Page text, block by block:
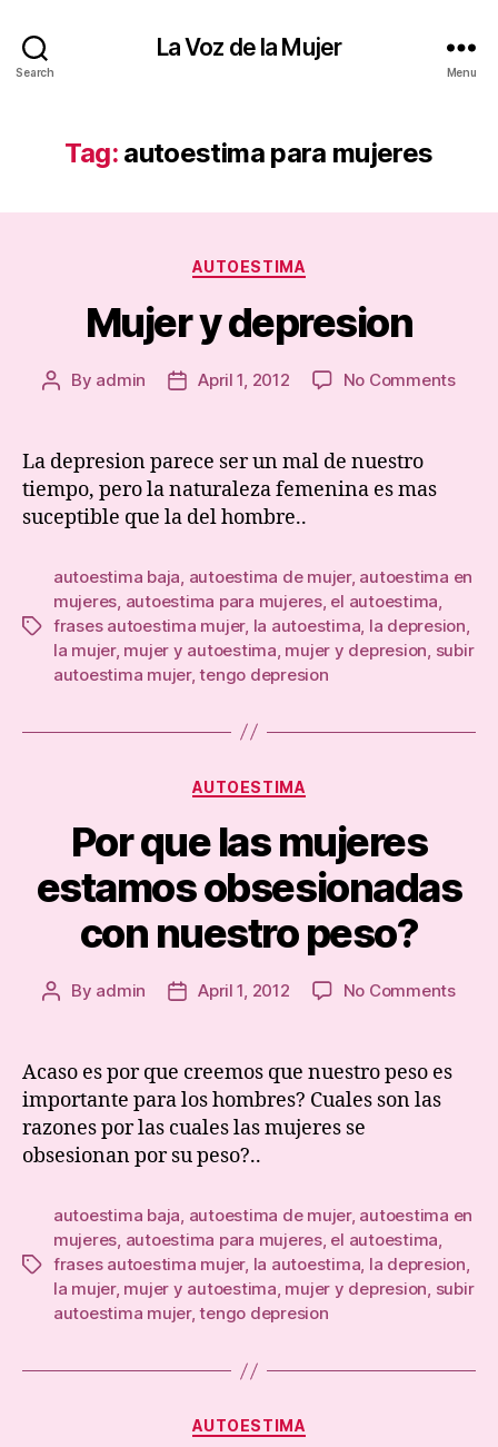
Search
La Voz de la Mujer
Menu
Tag: autoestima para mujeres
Categories
AUTOESTIMA
Mujer y depresion
Post
By admin
PostApril 1, 2012 No Commentson
La depresion parece ser un mal de nuestro
tiempo, pero la naturaleza femenina es mas
suceptible que la del hombre..
Tags
autoestima baja autoestima de mujer, autoestima en
mujeres autoestima para mujeres, el autoestima
frases autoestima mujer, la autoestima la depresion
la mujer, mujer y autoestima mujer y depresion subir
autoestima mujer,tengo depresion
Categories
AUTOESTIMA
Por que las mujeres
estamos obsesionadas
con nuestro peso?
Post
By admin
PostApril 1, 2012 No Commentson
Acaso es por que creemos que nuestro peso es
importante para los hombres? Cuales son las
razones por las cuales las mujeres se
obsesionan por su peso?..
Tags
autoestima baja, autoestima de mujer, autoestima en
mujeres, autoestima para mujeres, el autoestima,
frases autoestima mujer, la autoestima, la depresion,
la mujer, mujer y autoestima, mujer y depresion, subir
autoestima mujer,tengo depresion
Categories
AUTOESTIMA